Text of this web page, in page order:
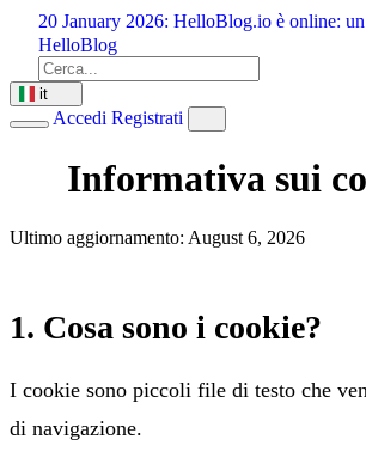
contenuto
20 January 2026: HelloBlog.io è online:
HelloBlog
it
Accedi Registrati
Informativa sui
Ultimo aggiornamento: August 6, 2026
1. Cosa sono i cookie?
I cookie sono piccoli file di testo che
di navigazione.